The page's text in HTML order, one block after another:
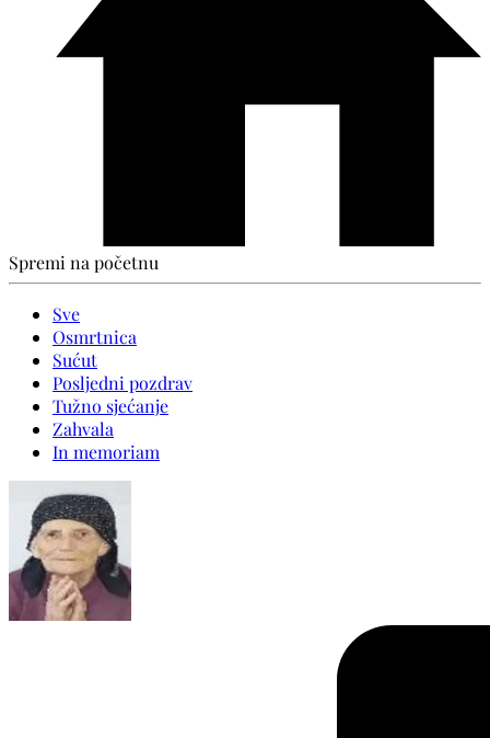
Spremi na početnu
Sve
Osmrtnica
Sućut
Posljedni pozdrav
Tužno sjećanje
Zahvala
In memoriam